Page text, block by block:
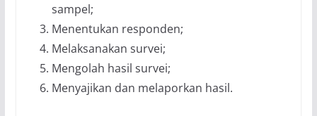
sampel;
Menentukan responden;
Melaksanakan survei;
Mengolah hasil survei;
Menyajikan dan melaporkan hasil.